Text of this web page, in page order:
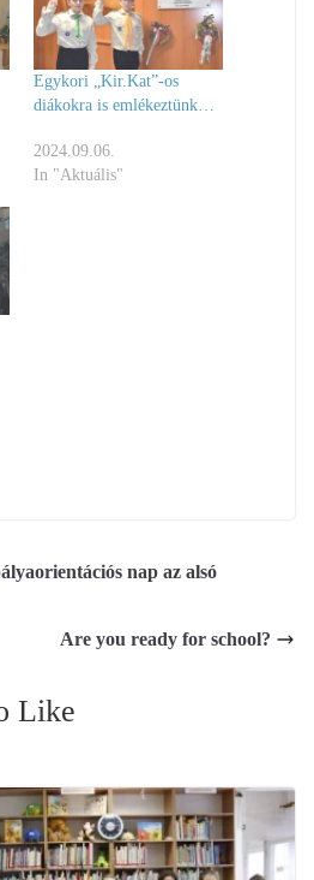
Egykori „Kir.Kat”-os
diákokra is emlékeztünk…
2024.09.06.
In "Aktuális"
nap az alsó
Are you ready for school?
Like